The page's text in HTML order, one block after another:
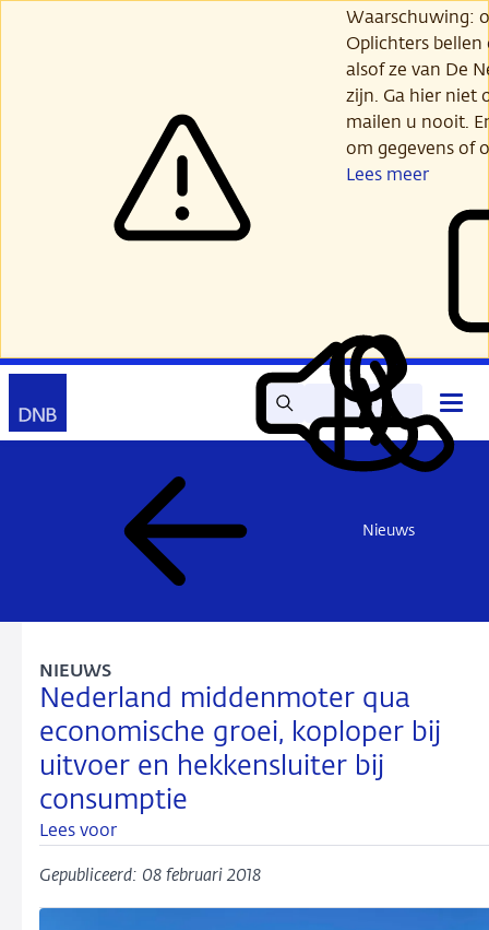
Waarschuwing:
Oplichters
alsof ze van De
zijn. Ga hier niet
mailen u nooit.
om gegevens of
Lees meer
Zoek Lees
voor
Mijn
DNB
Contact
Nieuws
Nederland middenmoter qua
economische groei, koploper bij
uitvoer en hekkensluiter bij
consumptie
NIEUWS
Lees voor
Gepubliceerd: 08 februari 2018